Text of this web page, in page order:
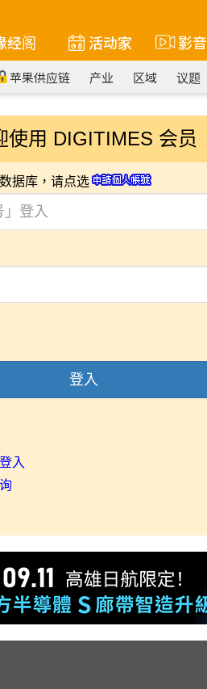
经阁 活动家 影音
苹果供应链 产业 区域 议题
使用 DIGITIMES 会员
据库，请点选
登入
入